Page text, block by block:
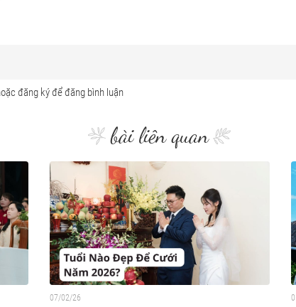
bài liên quan
07/02/26